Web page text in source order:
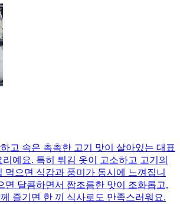
고 속은 촉촉한 고기 맛이 살아있는 대표
예요. 특히 튀김 옷이 고소하고 고기의
먹으면 식감과 풍미가 동시에 느껴집니
면 달콤하면서 짭조름한 맛이 조화롭고,
즐기면 한 끼 식사로도 만족스러워요.